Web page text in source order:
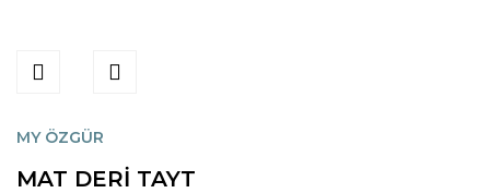
MY ÖZGÜR
MAT DERİ TAYT